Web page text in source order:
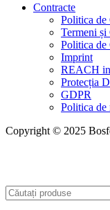
Contracte
Politica de
Termeni
Politica de
Imprint
REACH
Protecția
GDPR
Politica de
Copyright © 2025